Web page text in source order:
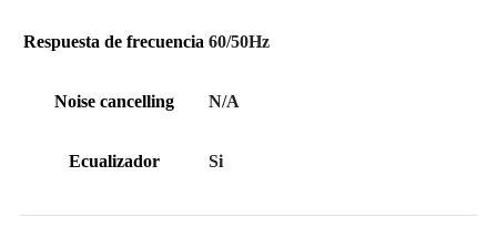
Respuesta de frecuencia 60/50Hz
Noise cancelling N/A
Ecualizador Si